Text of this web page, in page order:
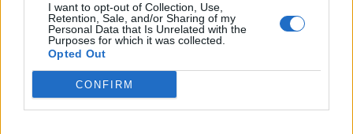
I want to opt-out of Collection, Use,
Retention, Sale, and/or Sharing of my
Personal Data that Is Unrelated with the
Purposes for which it was collected.
Opted Out
CONFIRM
φιλοδοξία και το πλάνο»
CONFERENCE LEAGUE
Πένια: «Να τα δώσουμε όλα για τη νίκη στη ρεβάνς,
έχουμε πέντε ημέρες να προετοιμαστούμε»
EUROPA LEAGUE